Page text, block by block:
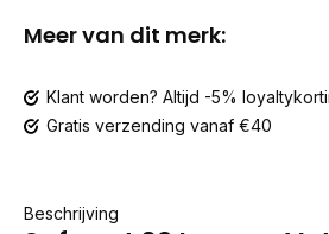
Meer van dit merk:
Klant worden? Altijd -5%
Gratis verzending vanaf €40
Beschrijving